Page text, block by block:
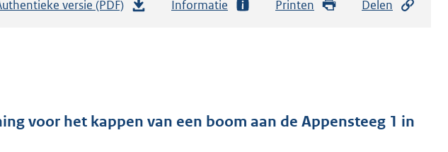
versie (PDF)
d
Informatie Printen Delen
voor het kappen van een boom aan de Appensteeg 1 in